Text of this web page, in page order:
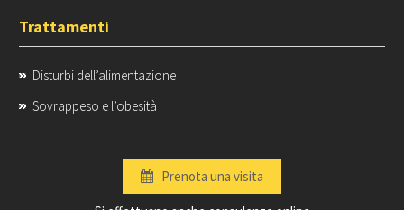
Trattamenti
Disturbi dell’alimentazione
Sovrappeso e l’obesità
Prenota una visita